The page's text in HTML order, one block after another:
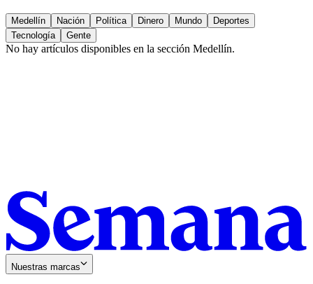
Medellín Nación Política Dinero Mundo
Deportes
Tecnología
Gente
No hay artículos disponibles en la sección Medellín.
Nuestras marcas